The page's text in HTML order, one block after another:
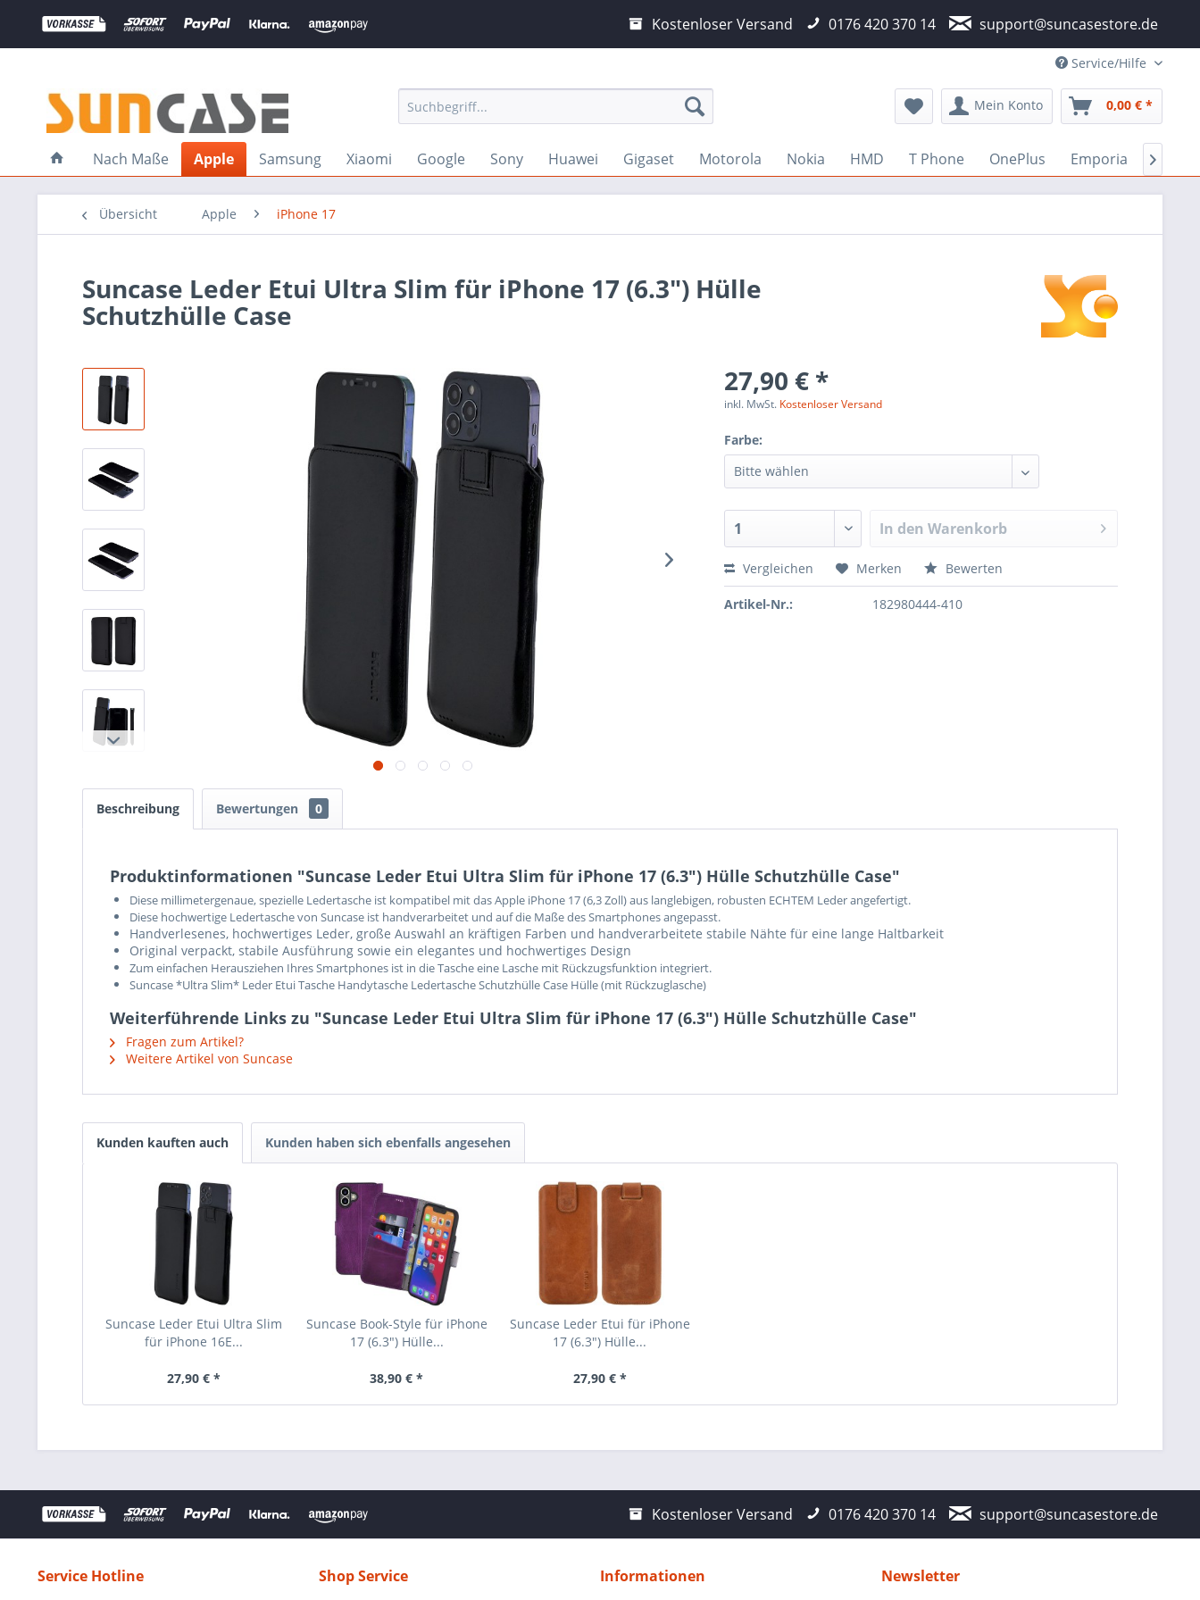
Kostenloser Versand 0176 420 370 14 support@suncasestore.de
Service/Hilfe
Mein Konto 0,00 € *
Nach Maße Apple Samsung Xiaomi Google Sony Huawei Gigaset Motorola Nokia HMD T Phone OnePlus Emporia 
Übersicht Apple iPhone 17
Suncase Leder Etui Ultra Slim für iPhone 17 (6.3") Hülle
Schutzhülle Case
27,90 € *
inkl. MwSt. Kostenloser Versand
Farbe:
In den Warenkorb
Vergleichen Merken Bewerten
Artikel-Nr.: 182980444-410
Beschreibung Bewertungen 0
Produktinformationen "Suncase Leder Etui Ultra Slim für iPhone 17 (6.3") Hülle Schutzhülle Case"
Diese millimetergenaue, spezielle Ledertasche ist kompatibel mit das Apple iPhone 17 (6,3 Zoll) aus langlebigen, robusten ECHTEM Leder angefertigt.
Diese hochwertige Ledertasche von Suncase ist handverarbeitet und auf die Maße des Smartphones angepasst.
Handverlesenes, hochwertiges Leder, große Auswahl an kräftigen Farben und handverarbeitete stabile Nähte für eine lange Haltbarkeit
Original verpackt, stabile Ausführung sowie ein elegantes und hochwertiges Design
Zum einfachen Herausziehen Ihres Smartphones ist in die Tasche eine Lasche mit Rückzugsfunktion integriert.
Suncase *Ultra Slim* Leder Etui Tasche Handytasche Ledertasche Schutzhülle Case Hülle (mit Rückzuglasche)
Weiterführende Links zu "Suncase Leder Etui Ultra Slim für iPhone 17 (6.3") Hülle Schutzhülle Case"
Fragen zum Artikel?
Weitere Artikel von Suncase
Kunden kauften auch Kunden haben sich ebenfalls angesehen
Suncase Leder Etui Ultra Slim
für iPhone 16E...
27,90 € *
Suncase Book-Style für iPhone
17 (6.3") Hülle...
38,90 € *
Suncase Leder Etui für iPhone
17 (6.3") Hülle...
27,90 € *
Kostenloser Versand 0176 420 370 14 support@suncasestore.de
Service Hotline Shop Service Informationen Newsletter